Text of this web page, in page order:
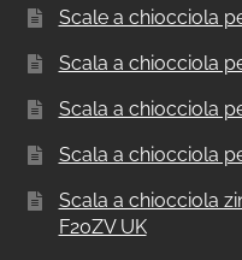
Scale a chiocciola
Scala a chiocciola
Scala a chiocciola
Scala a chiocciola
Scala a chiocciola
F20ZV UK